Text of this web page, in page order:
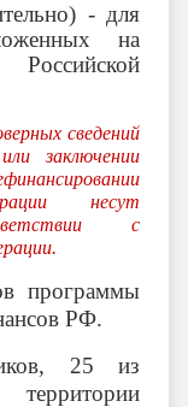
- для
на
сведений
заключении
несут
с
программы
РФ.
25 из